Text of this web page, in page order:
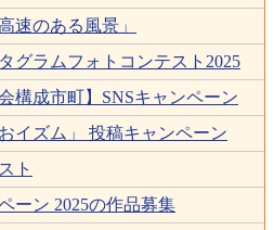
速のある風景」
グラムフォトコンテスト2025
構成市町】SNSキャンペーン
イズム」 投稿キャンペーン
ト
ーン 2025の作品募集